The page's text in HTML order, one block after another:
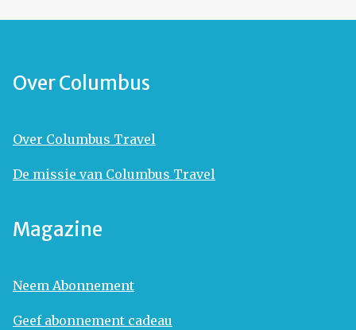
Over Columbus
Over Columbus Travel
De missie van Columbus Travel
Magazine
Neem Abonnement
Geef abonnement cadeau